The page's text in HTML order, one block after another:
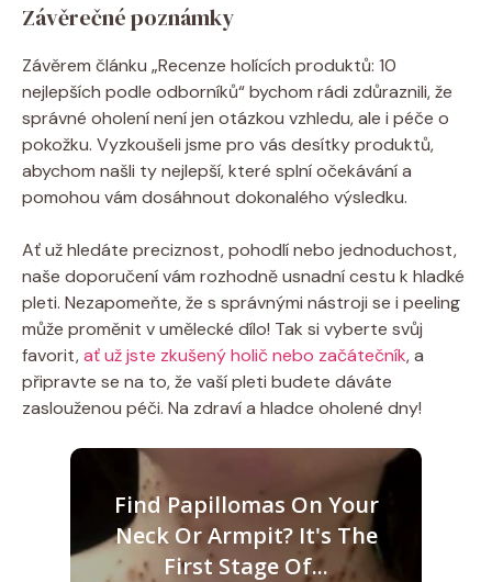
Závěrečné poznámky
Závěrem článku „Recenze holících produktů: 10
nejlepších podle odborníků“ bychom rádi zdůraznili, že
správné oholení není jen otázkou vzhledu, ale i péče o
pokožku. Vyzkoušeli jsme pro vás desítky produktů,
abychom našli ty nejlepší, které splní očekávání a
pomohou vám dosáhnout dokonalého výsledku.
Ať už hledáte preciznost, pohodlí nebo jednoduchost,
naše doporučení vám rozhodně usnadní cestu k hladké
pleti. Nezapomeňte, že s správnými nástroji se i peeling
může proměnit v umělecké dílo! Tak si vyberte svůj
favorit,ať už jste zkušený holič nebo začátečník, a
připravte se na to, že vaší pleti budete dáváte
zaslouženou péči. Na zdraví a hladce oholené dny!
Find Papillomas On Your
Neck Or Armpit? It's The
First Stage Of...